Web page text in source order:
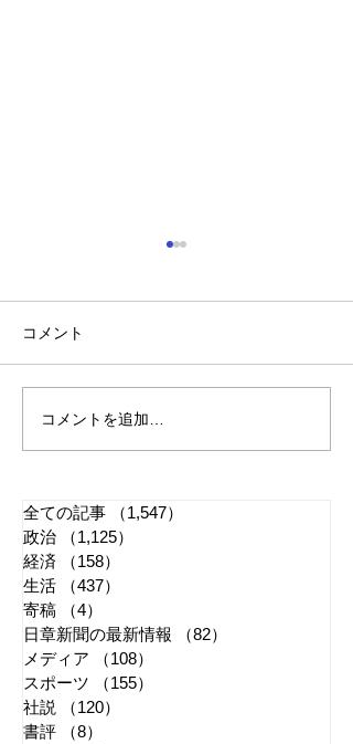
「懲役二七年」で問われ
る司法 国民感情は判決
コメント
コメントを追加…
全ての記事 （1,547）
政治
（1,125）
経済
（158）
生活
（437）
寄稿
（4）
日章新聞の最新情報
（82）
メディア
（108）
スポーツ
（155）
社説
（120）
書評
（8）